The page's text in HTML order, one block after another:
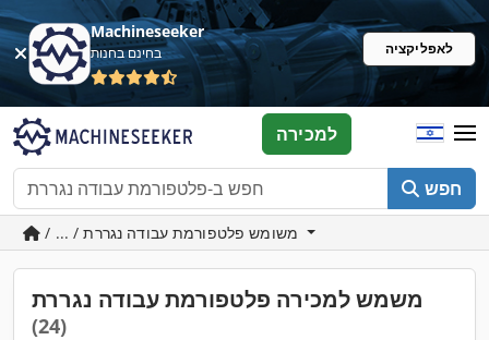
Machineseeker
בחינם בחנות לאפליקציה
חפש
למכירה
משמש למכירה פלטפורמת עבודה נגררת
(24)